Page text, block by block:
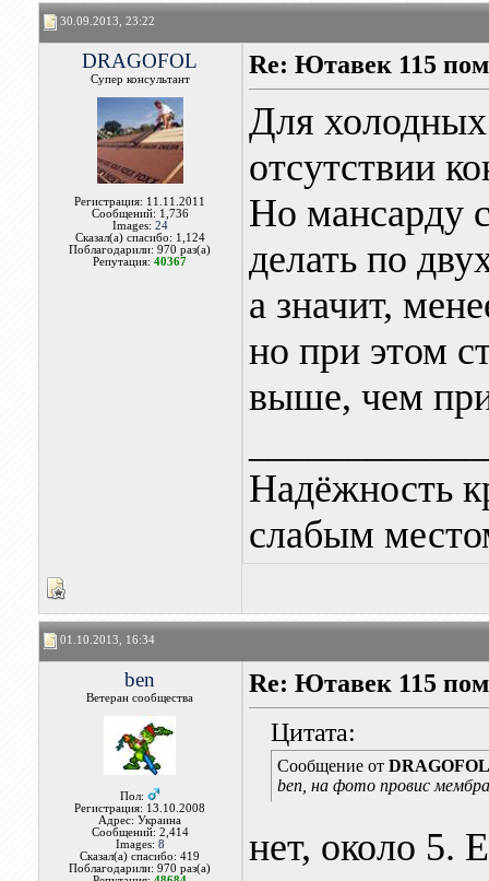
30.09.2013, 23:22
DRAGOFOL
Супер консультант
Регистрация: 11.11.2011
Сообщений: 1,736
Images: 24
Сказал(а) спасибо: 1,124
Поблагодарили: 970 раз(а)
Репутация:40367
Re: Ютавек 115
Для
отсутствии
Но мансарду
делать по
а значит,
но при этом
выше, чем
Надёжность
слабым
01.10.2013, 16:34
ben
Ветеран сообщества
Пол:
Регистрация: 13.10.2008
Адрес: Украина
Сообщений: 2,414
Images: 8
Сказал(а) спасибо: 419
Поблагодарили: 970 раз(а)
Re: Ютавек 115
Цитата:
Сообщение от DRAGOFOL
ben, на фото провис
нет, около 5.